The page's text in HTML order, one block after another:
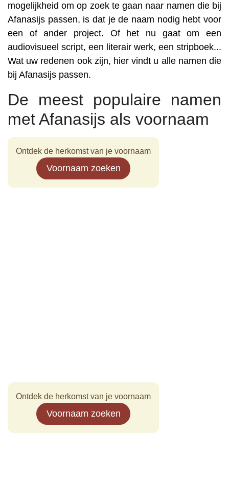
mogelijkheid om op zoek te gaan naar namen die bij
Afanasijs passen, is dat je de naam nodig hebt voor
een of ander project. Of het nu gaat om een
audiovisueel script, een literair werk, een stripboek...
Wat uw redenen ook zijn, hier vindt u alle namen die
bij Afanasijs passen.
De meest populaire namen
met Afanasijs als voornaam
Ontdek de herkomst van je voornaam
Voornaam zoeken
Ontdek de herkomst van je voornaam
Voornaam zoeken